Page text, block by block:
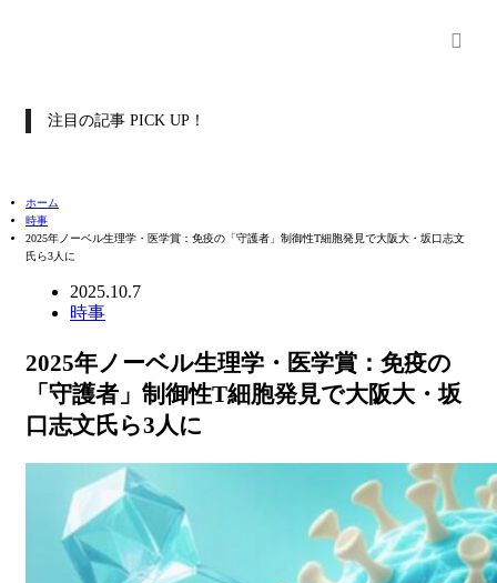
注目の記事 PICK UP！
ホーム
時事
2025年ノーベル生理学・医学賞：免疫の「守護者」制御性T細胞発見で大阪大・坂口志文
氏ら3人に
2025.10.7
時事
2025年ノーベル生理学・医学賞：免疫の
「守護者」制御性T細胞発見で大阪大・坂
口志文氏ら3人に